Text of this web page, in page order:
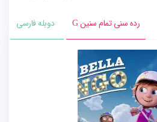
رده سنی تمام سنین G دوبله فارسی